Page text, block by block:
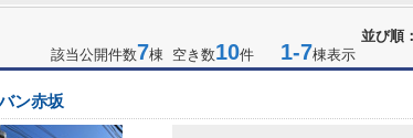
並び順：
該当公開件数7棟 空き数10件 1-7棟表示
ン赤坂